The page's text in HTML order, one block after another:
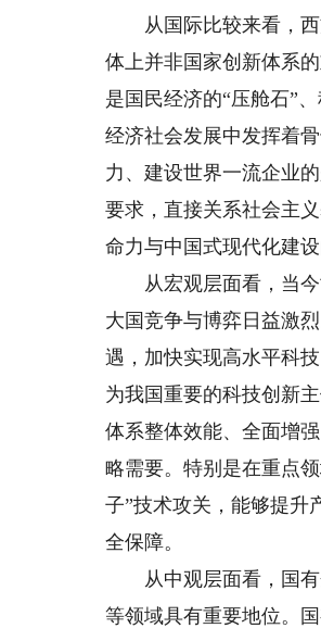
从国际比较来看，西
体上并非国家创新体系
是国民经济的“压舱石”
经济社会发展中发挥着
力、建设世界一流企业
要求，直接关系社会主
命力与中国式现代化建设
从宏观层面看，当今
大国竞争与博弈日益激
遇，加快实现高水平科
为我国重要的科技创新
体系整体效能、全面增
略需要。特别是在重点
子”技术攻关，能够提升
全保障。
从中观层面看，国有
等领域具有重要地位。